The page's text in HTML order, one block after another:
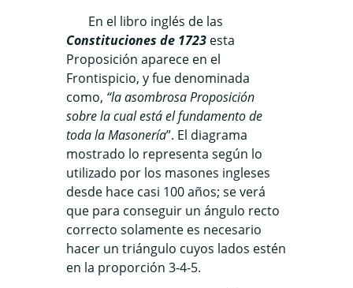
En el libro inglés de las
Constituciones de 1723 esta
Proposición aparece en el
Frontispicio, y fue denominada
como, “la asombrosa Proposición
sobre la cual está el fundamento de
toda la Masonería”. El diagrama
mostrado lo representa según lo
utilizado por los masones ingleses
desde hace casi 100 años; se verá
que para conseguir un ángulo recto
correcto solamente es necesario
hacer un triángulo cuyos lados estén
en la proporción 3-4-5.